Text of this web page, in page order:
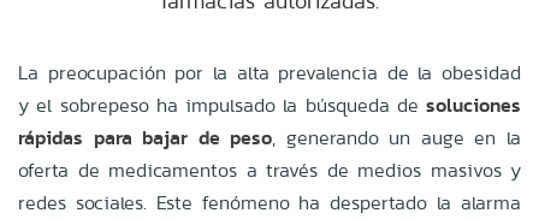
La preocupación por la alta prevalencia de la obesidad
y el sobrepeso ha impulsado la búsqueda de soluciones
rápidas para bajar de peso, generando un auge en la
oferta de medicamentos a través de medios masivos y
redes sociales. Este fenómeno ha despertado la alarma